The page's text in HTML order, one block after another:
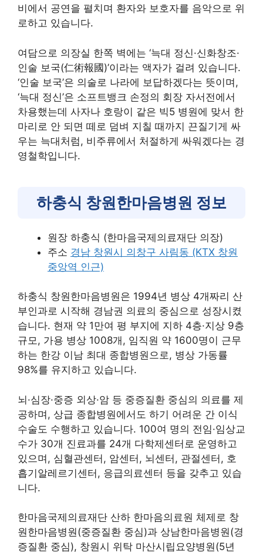
비에서 공연을 펼치며 환자와 보호자를 음악으로 위
로하고 있습니다.
여담으로 의장실 한쪽 벽에는 ‘늑대 정신·신화창조·
인술 보국(仁術報國)’이라는 액자가 걸려 있습니다.
‘인술 보국’은 의술로 나라에 보답하겠다는 뜻이며,
‘늑대 정신’은 소프트뱅크 손정의 회장 자서전에서
차용했는데 사자나 호랑이 같은 빅5 병원에 맞서 한
마리로 안 되면 떼로 덤벼 지칠 때까지 끈질기게 싸
우는 늑대처럼, 비주류에서 처절하게 싸워겠다는 경
영철학입니다.
하충식 창원한마음병원 정보
원장 하충식 (한마음국제의료재단 의장)
주소 경남 창원시 의창구 사림동 (KTX 창원
중앙역 인근)
하충식 창원한마음병원은 1994년 병상 4개짜리 산
부인과로 시작해 경남권 의료의 중심으로 성장시켰
습니다. 현재 약 1만여 평 부지에 지하 4층·지상 9층
규모, 가용 병상 1008개, 임직원 약 1600명이 근무
하는 한강 이남 최대 종합병원으로, 병상 가동률
98%를 유지하고 있습니다.
뇌·심장·중증 외상·암 등 중증질환 중심의 의료를 제
공하며, 상급 종합병원에서도 하기 어려운 간 이식
수술도 수행하고 있습니다. 100여 명의 전임·임상교
수가 30개 진료과를 24개 다학제센터로 운영하고
있으며, 심혈관센터, 암센터, 뇌센터, 관절센터, 호
흡기알레르기센터, 응급의료센터 등을 갖추고 있습
니다.
한마음국제의료재단 산하 한마음의료원 체제로 창
원한마음병원(중증질환 중심)과 상남한마음병원(경
증질환 중심), 창원시 위탁 마산시립요양병원(5년